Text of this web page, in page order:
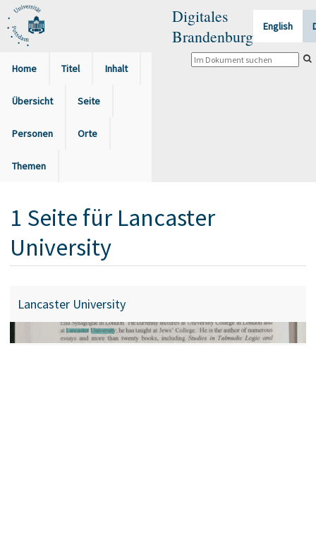
Digitales
Brandenburg
English
Home Titel Inhalt
Übersicht Seite
Personen Orte
Themen
1 Seite für Lancaster
University
Lancaster University